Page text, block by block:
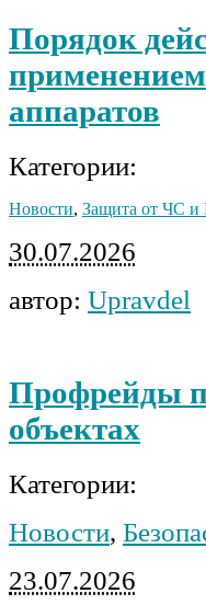
Порядок
аппаратов
Категории:
Новости, Защита от ЧС и
30.07.2026
автор: Upravdel
Профрейды
объектах
Категории:
Новости,
23.07.2026